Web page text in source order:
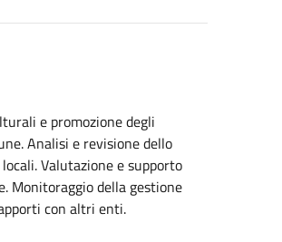
e promozione degli
Analisi e revisione dello
Valutazione e supporto
Monitoraggio della gestione
con altri enti.